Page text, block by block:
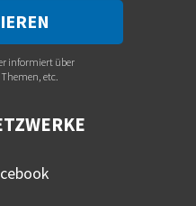
informiert über
etc.